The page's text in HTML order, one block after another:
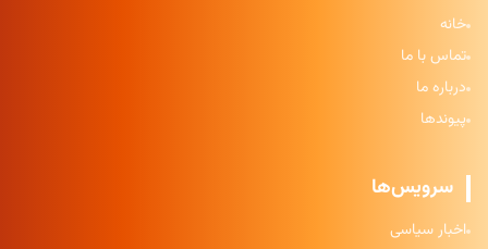
خانه
تماس با ما
درباره ما
پیوندها
سرویس‌ها
اخبار سیاسی